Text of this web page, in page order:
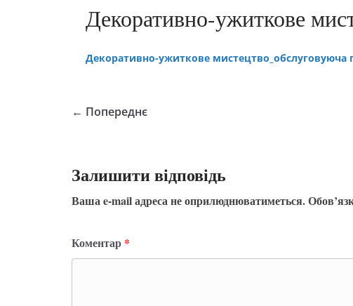
Декоративно-ужиткове
Декоративно-ужиткове мистецтво_обслуговуюча
← Попереднє
Залишити відповідь
Ваша e-mail адреса не оприлюднюватиметься.
Коментар *